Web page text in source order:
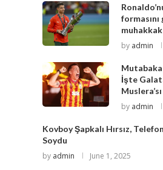
by admin
İşte
Muslera’sı
by admin
Kovboy Şapkalı Hırsız,
Soydu
by admin June 1, 2025